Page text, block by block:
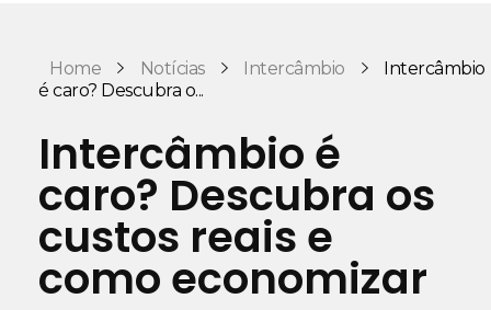
Home Notícias Intercâmbio
Intercâmbio
é caro? Descubra o...
Intercâmbio é
caro? Descubra os
custos reais e
como economizar